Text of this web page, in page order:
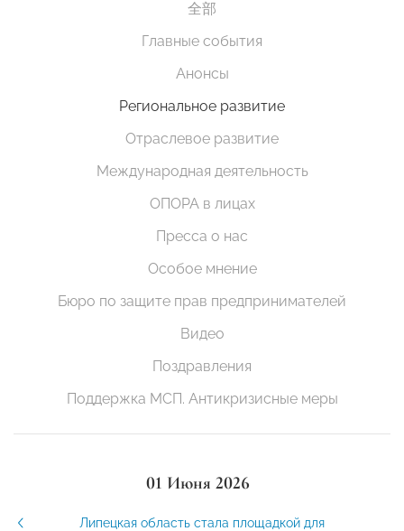
全部
Главные события
Анонсы
Региональное развитие
Отраслевое развитие
Международная деятельность
ОПОРА в лицах
Пресса о нас
Особое мнение
Бюро по защите прав предпринимателей
Видео
Поздравления
Поддержка МСП. Антикризисные меры
01 Июня 2026
Липецкая область стала площадкой для